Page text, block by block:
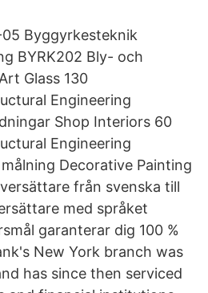
Byggyrkesteknik
BYRK202 Bly- och
Glass 130
Engineering
Shop Interiors 60
Engineering
Decorative Painting
från svenska till
med språket
garanterar dig 100 %
New York branch was
has since then serviced